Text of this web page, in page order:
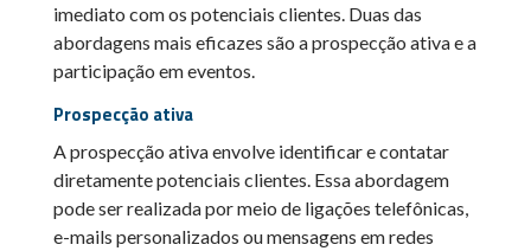
imediato com os potenciais clientes. Duas das
abordagens mais eficazes são a prospecção ativa e a
participação em eventos.
Prospecção ativa
A prospecção ativa envolve identificar e contatar
diretamente potenciais clientes. Essa abordagem
pode ser realizada por meio de ligações telefônicas,
e-mails personalizados ou mensagens em redes